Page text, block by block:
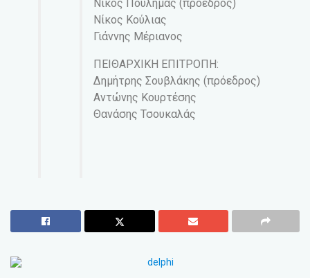
Νίκος Πουλημάς (πρόεδρος)
Νίκος Κούλιας
Γιάννης Μέριανος
ΠΕΙΘΑΡΧΙΚΗ ΕΠΙΤΡΟΠΗ:
Δημήτρης Σουβλάκης (πρόεδρος)
Αντώνης Κουρτέσης
Θανάσης Τσουκαλάς